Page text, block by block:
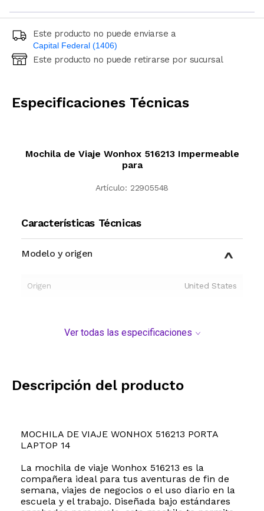
Este producto no puede enviarse a
Capital Federal (1406)
Ingresá código postal (sólo números)
Este producto no puede retirarse por sucursal
Especificaciones Técnicas
Mochila de Viaje Wonhox 516213 Impermeable
para
Artículo: 22905548
Características Técnicas
Modelo y origen
Origen United States
Ver todas las especificaciones
Descripción del producto
MOCHILA DE VIAJE WONHOX 516213 PORTA
LAPTOP 14
La mochila de viaje Wonhox 516213 es la
compañera ideal para tus aventuras de fin de
semana, viajes de negocios o el uso diario en la
escuela y el trabajo. Diseñada bajo estándares